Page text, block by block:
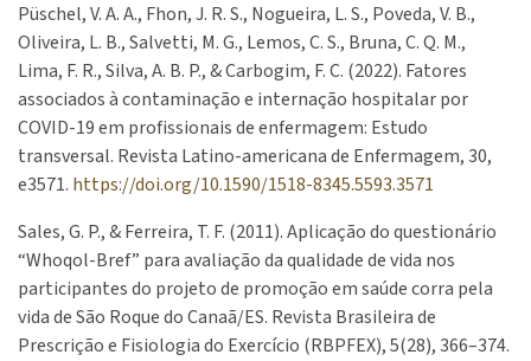
Püschel, V. A. A., Fhon, J. R. S., Nogueira, L. S., Poveda, V. B.,
Oliveira, L. B., Salvetti, M. G., Lemos, C. S., Bruna, C. Q. M.,
Lima, F. R., Silva, A. B. P., & Carbogim, F. C. (2022). Fatores
associados à contaminação e internação hospitalar por
COVID-19 em profissionais de enfermagem: Estudo
transversal. Revista Latino-americana de Enfermagem, 30,
e3571. https://doi.org/10.1590/1518-8345.5593.3571
Sales, G. P., & Ferreira, T. F. (2011). Aplicação do questionário
“Whoqol-Bref” para avaliação da qualidade de vida nos
participantes do projeto de promoção em saúde corra pela
vida de São Roque do Canaã/ES. Revista Brasileira de
Prescrição e Fisiologia do Exercício (RBPFEX), 5(28), 366–374.